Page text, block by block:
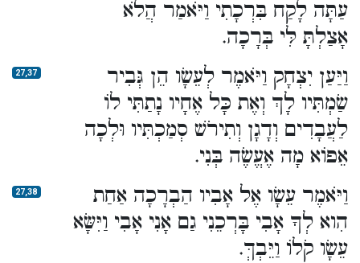
עַתָּה לָקַח בִּרְכָתִי וַיֹּאמַר הֲלֹא
אָצַלְתָּ לִּי בְּרָכָה.
27,37
וַיַּעַן יִצְחָק וַיֹּאמֶר לְעֵשָׂו הֵן גְּבִיר
שַׂמְתִּיו לָךְ וְאֶת כָּל אֶחָיו נָתַתִּי לוֹ
לַעֲבָדִים וְדָגָן וְתִירֹשׁ סְמַכְתִּיו וּלְכָה
אֵפוֹא מָה אֶעֱשֶׂה בְּנִי.
27,38
וַיֹּאמֶר עֵשָׂו אֶל אָבִיו הַבְרָכָה אַחַת
הִוא לְךָ אָבִי בָּרְכֵנִי גַם אָנִי אָבִי וַיִּשָּׂא
עֵשָׂו קֹלוֹ וַיֵּבְךְּ.